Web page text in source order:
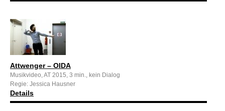
Attwenger – OIDA
Musikvideo, AT 2015, 3 min., kein Dialog
Regie: Jessica Hausner
Details